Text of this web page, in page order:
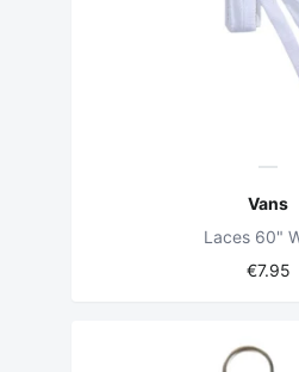
Vans
Laces 60"
€7.95